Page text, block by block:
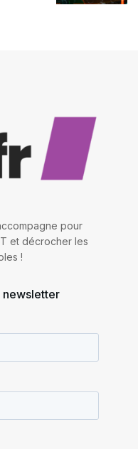
pour
et décrocher les
!